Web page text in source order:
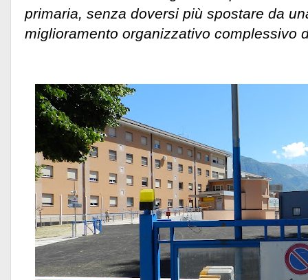
primaria, senza doversi più spostare da
miglioramento organizzativo complessivo